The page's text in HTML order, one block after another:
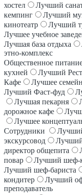
хостел
Лучший
кемпинг
Лучший
кинотеатр
Лучший
Лучшее учебное
Лучшая база отдыха
этно-комплекс
Общественное
кухней
Лучший
Кафе
Лучшее
Лучший Фаст-фуд
Лучшая пекарня
дорожное кафе
Лучшее
Сотрудники
экскурсовод
директор общепита
повар
Лучший шеф-
Лучший шеф-бариста
кондитер
Лучший
преподаватель